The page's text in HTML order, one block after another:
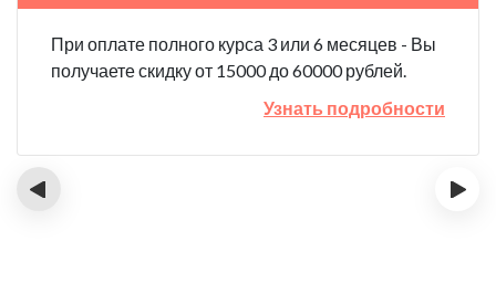
При оплате полного курса 3 или 6 месяцев - Вы
получаете скидку от 15000 до 60000 рублей.
Узнать подробности
‹ ›